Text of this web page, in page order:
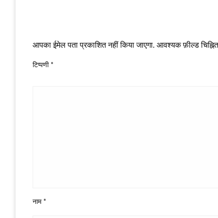
आपका ईमेल पता प्रकाशित नहीं किया जाएगा. आवश्यक फ़ील्ड
टिप्पणी *
नाम *